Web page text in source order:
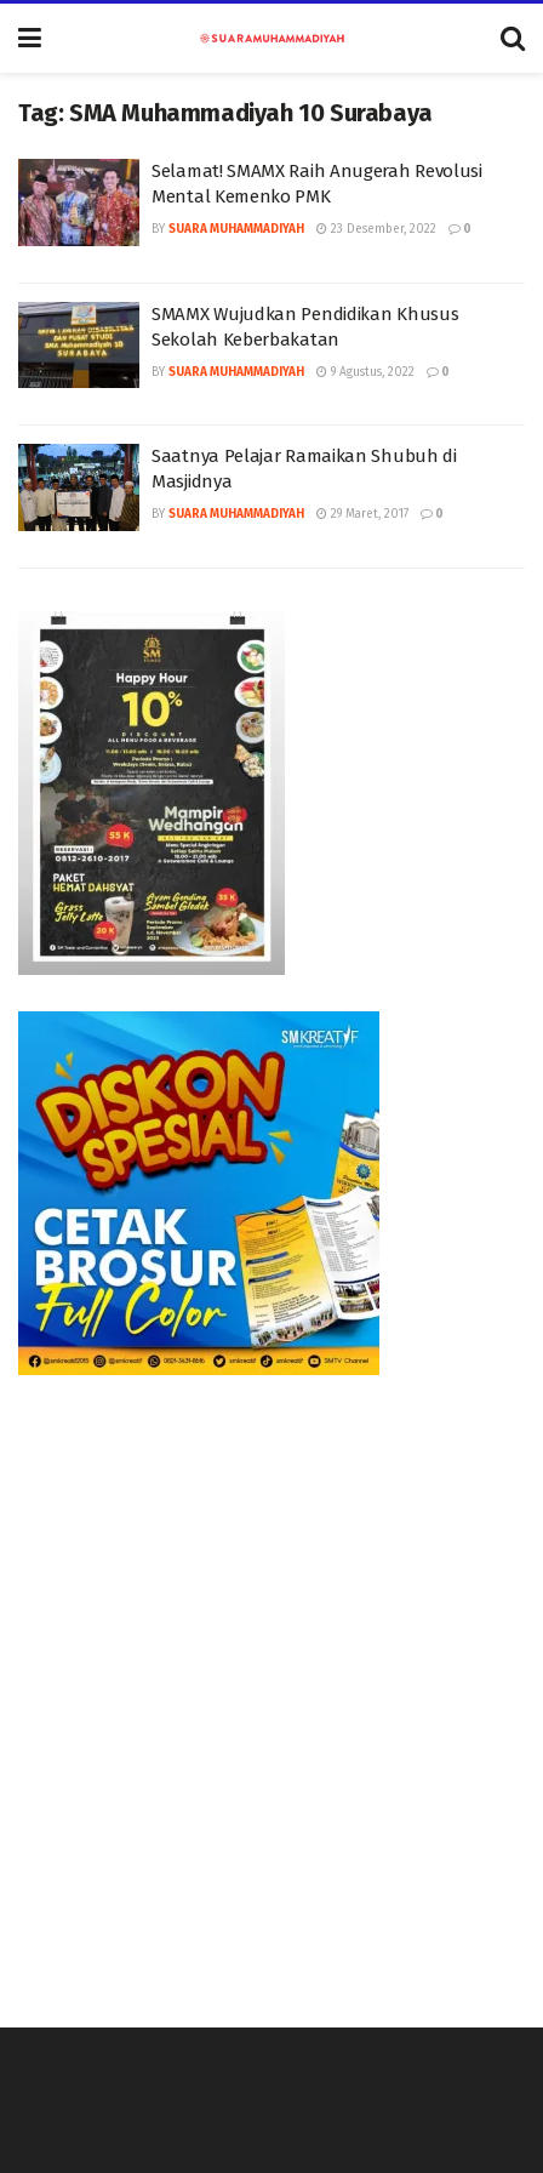
Tag:SMA Muhammadiyah 10 Surabaya
Selamat! SMAMX Raih Anugerah Revolusi
Mental Kemenko PMK
BY SUARA MUHAMMADIYAH 23 Desember, 2022 0
SMAMX Wujudkan Pendidikan Khusus
Sekolah Keberbakatan
BY SUARA MUHAMMADIYAH 9 Agustus, 2022 0
Saatnya Pelajar Ramaikan Shubuh di
Masjidnya
BY SUARA MUHAMMADIYAH 29 Maret, 2017 0